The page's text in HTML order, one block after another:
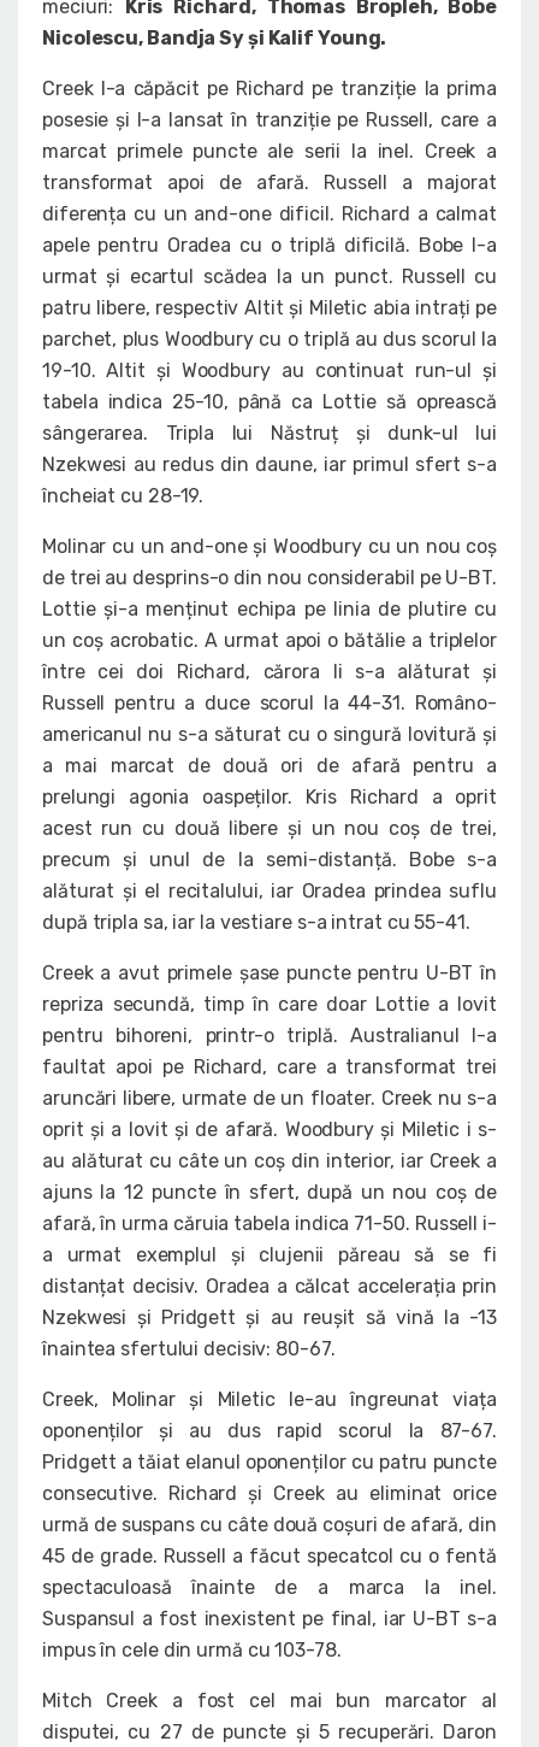
meciuri:
Kris Richard, Thomas Bropleh, Bobe
Nicolescu, Bandja Sy și Kalif Young.
Creek l-a căpăcit pe Richard pe tranziție la prima
posesie și l-a lansat în tranziție pe Russell, care a
marcat primele puncte ale serii la inel. Creek a
transformat apoi de afară. Russell a majorat
diferența cu un and-one dificil. Richard a calmat
apele pentru Oradea cu o triplă dificilă. Bobe l-a
urmat și ecartul scădea la un punct. Russell cu
patru libere, respectiv Altit și Miletic abia intrați pe
parchet, plus Woodbury cu o triplă au dus scorul la
19-10. Altit și Woodbury au continuat run-ul și
tabela indica 25-10, până ca Lottie să oprească
sângerarea. Tripla lui Năstruț și dunk-ul lui
Nzekwesi au redus din daune, iar primul sfert s-a
încheiat cu 28-19.
Molinar cu un and-one și Woodbury cu un nou coș
de trei au desprins-o din nou considerabil pe U-BT.
Lottie și-a menținut echipa pe linia de plutire cu
un coș acrobatic. A urmat apoi o bătălie a triplelor
între cei doi Richard, cărora li s-a alăturat și
Russell pentru a duce scorul la 44-31. Româno-
americanul nu s-a săturat cu o singură lovitură și
a mai marcat de două ori de afară pentru a
prelungi agonia oaspeților. Kris Richard a oprit
acest run cu două libere și un nou coș de trei,
precum și unul de la semi-distanță. Bobe s-a
alăturat și el recitalului, iar Oradea prindea suflu
după tripla sa, iar la vestiare s-a intrat cu 55-41.
Creek a avut primele șase puncte pentru U-BT în
repriza secundă, timp în care doar Lottie a lovit
pentru bihoreni, printr-o triplă. Australianul l-a
faultat apoi pe Richard, care a transformat trei
aruncări libere, urmate de un floater. Creek nu s-a
oprit și a lovit și de afară. Woodbury și Miletic i s-
au alăturat cu câte un coș din interior, iar Creek a
ajuns la 12 puncte în sfert, după un nou coș de
afară, în urma căruia tabela indica 71-50. Russell i-
a urmat exemplul și clujenii păreau să se fi
distanțat decisiv. Oradea a călcat accelerația prin
Nzekwesi și Pridgett și au reușit să vină la -13
înaintea sfertului decisiv: 80-67.
Creek, Molinar și Miletic le-au îngreunat viața
oponenților și au dus rapid scorul la 87-67.
Pridgett a tăiat elanul oponenților cu patru puncte
consecutive. Richard și Creek au eliminat orice
urmă de suspans cu câte două coșuri de afară, din
45 de grade. Russell a făcut specatcol cu o fentă
spectaculoasă înainte de a marca la inel.
Suspansul a fost inexistent pe final, iar U-BT s-a
impus în cele din urmă cu 103-78.
Mitch Creek a fost cel mai bun marcator al
disputei, cu 27 de puncte și 5 recuperări. Daron